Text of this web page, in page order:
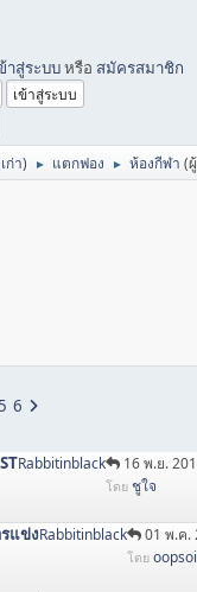
าสู่ระบบหรือ สมัครสมาชิก
ก่า) ► แตกฟอง ► ห้องกีฬา (
5 6
Rabbitinblack 16 พ.ย.
โดย ชูใจ
แข่งRabbitinblack 01 พ.ค.
โดย